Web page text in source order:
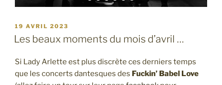
PUBLIÉ
LE
19 AVRIL 2023
Les beaux moments du mois d’avril …
Si Lady Arlette est plus discrète ces derniers temps
que les concerts dantesques des Fuckin’ Babel Love